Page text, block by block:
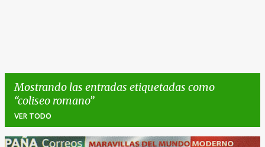
Mostrando las entradas etiquetadas como
coliseo romano
VER TODO